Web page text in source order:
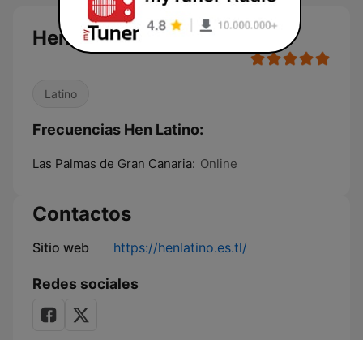
Hen Latino en directo
Latino
Frecuencias Hen Latino:
Las Palmas de Gran Canaria: Online
Contactos
Sitio web https://henlatino.es.tl/
Redes sociales